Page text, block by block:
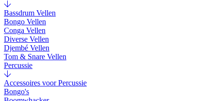
Bassdrum Vellen
Bongo Vellen
Conga Vellen
Diverse Vellen
Djembé Vellen
Tom & Snare Vellen
Percussie
Accessoires voor Percussie
Bongo's